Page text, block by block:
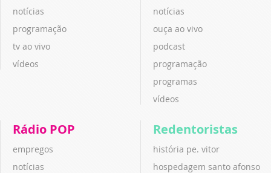
notícias
programação
tv ao vivo
vídeos
notícias
ouça ao vivo
podcast
programação
programas
vídeos
Rádio POP
empregos
notícias
Redentoristas
história pe. vitor
hospedagem santo afonso